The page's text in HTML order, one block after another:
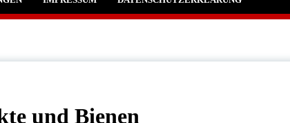
und Bienen